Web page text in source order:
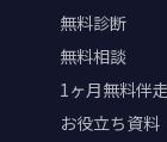
無料診断
無料相談
1ヶ月無料伴
お役立ち資料